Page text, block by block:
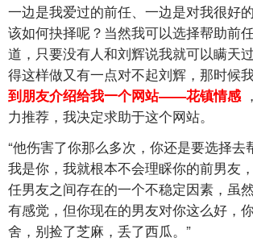
一边是我爱过的前任、一边是对我很好
该如何抉择呢？当然我可以选择帮助前
道，只要没有人和刘辉说我就可以瞒天
得这样做又有一点对不起刘辉，那时候
到朋友介绍给我一个网站——花镇情感
力推荐，我决定求助于这个网站。
“他伤害了你那么多次，你还是要选择去
我是你，我就根本不会理睬你的前男友
任男友之间存在的一个不稳定因素，虽
有感觉，但你现在的男友对你这么好，
舍，别捡了芝麻，丢了西瓜。”